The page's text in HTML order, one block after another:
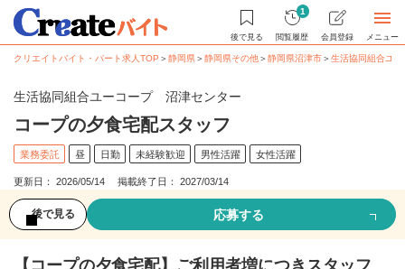
後で見る
1
閲覧履歴 会員登録 メニュー
クリエイトバイト・パート求人TOP ＞静岡県＞静岡県その他＞静岡県沼津市＞生活協同組合ユー
生活協同組合ユーコープ 沼津センター
コープの夕食宅配スタッフ
業務委託 昼 日勤 未経験歓迎 男性活躍 女性活躍
更新日： 2026/05/14 掲載終了日： 2027/03/14
後で見る 応募する
【コープの夕食宅配】ご利用者増につきスタッフ